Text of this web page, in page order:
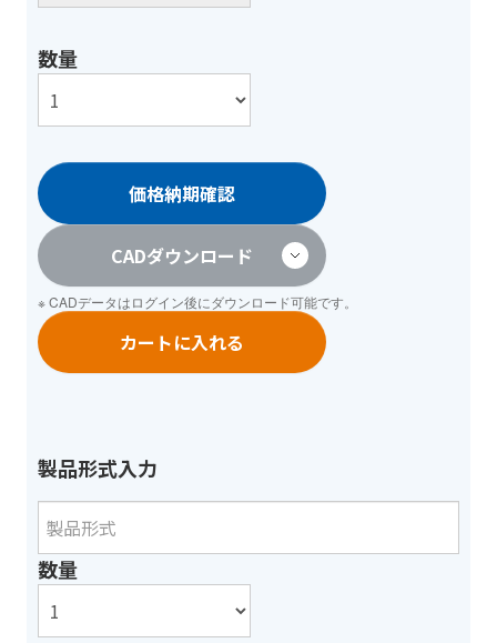
数量
価格納期確認
CADダウンロード
※ CADデータはログイン後にダウンロード可能です。
カートに入れる
製品形式入力
数量